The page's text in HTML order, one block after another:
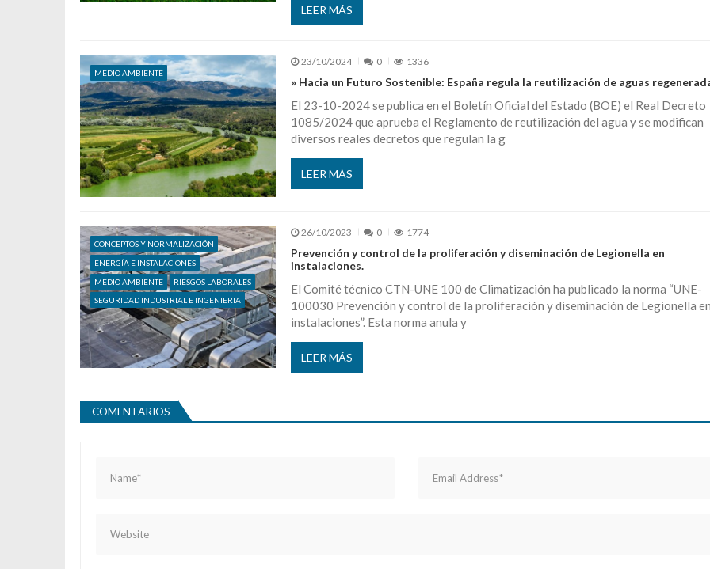
LEER MÁS
MEDIO AMBIENTE
23/10/2024 0 1336
» Hacia un Futuro Sostenible: España regula la reutilización de aguas
El 23-10-2024 se publica en el Boletín Oficial del Estado (BOE) el Real Decreto
1085/2024 que aprueba el Reglamento de reutilización del agua y se modifican
diversos reales decretos que regulan la g
LEER MÁS
CONCEPTOS Y NORMALIZACIÓN
ENERGÍA E INSTALACIONES
MEDIO AMBIENTE
RIESGOS LABORALES
SEGURIDAD INDUSTRIAL E INGENIERIA
26/10/2023 0 1774
Prevención y control de la proliferación y diseminación de Legionella en
instalaciones.
El Comité técnico CTN-UNE 100 de Climatización ha publicado la norma “UNE-
100030 Prevención y control de la proliferación y diseminación de Legionella
instalaciones”. Esta norma anula y
LEER MÁS
COMENTARIOS